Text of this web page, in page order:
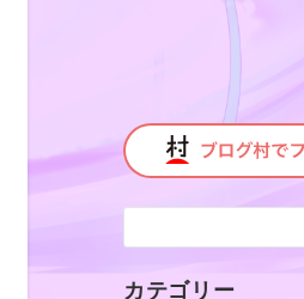
カテゴリー